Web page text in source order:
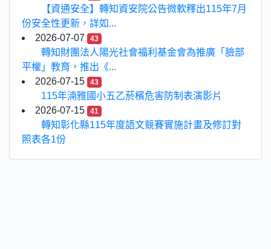
【資通安全】轉知資安院公告微軟釋出115年7月
份安全性更新，詳如...
2026-07-07
43
轉知財團法人陽光社會福利基金會為推廣「臉部
平權」教育，推出《...
2026-07-15
43
115年湳雅國小五乙菸檳危害防制表演影片
2026-07-15
41
轉知彰化縣115年度語文競賽實施計畫及修訂對
照表各1份